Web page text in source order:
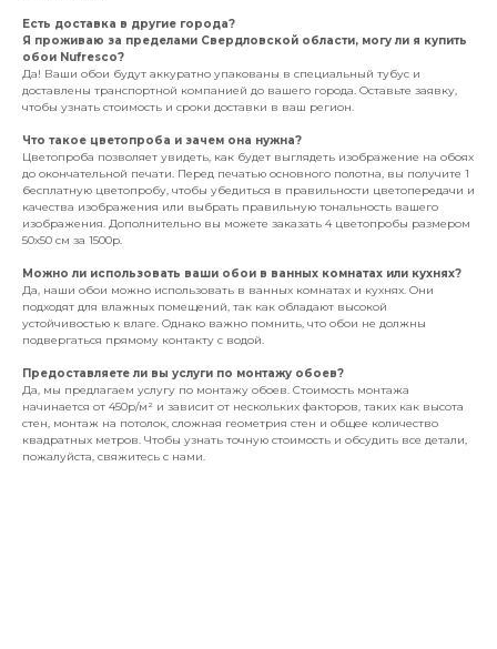
Есть доставка в другие города?
Я проживаю за пределами Свердловской области, могу ли я купить
обои Nufresco?
Да! Ваши обои будут аккуратно упакованы в специальный тубус и
доставлены транспортной компанией до вашего города. Оставьте заявку,
чтобы узнать стоимость и сроки доставки в ваш регион.
Что такое цветопроба и зачем она нужна?
Цветопроба позволяет увидеть, как будет выглядеть изображение на обоях
до окончательной печати. Перед печатью основного полотна, вы получите 1
бесплатную цветопробу, чтобы убедиться в правильности цветопередачи и
качества изображения или выбрать правильную тональность вашего
изображения. Дополнительно вы можете заказать 4 цветопробы размером
50х50 см за 1500р.
Можно ли использовать ваши обои в ванных комнатах или кухнях?
Да, наши обои можно использовать в ванных комнатах и кухнях. Они
подходят для влажных помещений, так как обладают высокой
устойчивостью к влаге. Однако важно помнить, что обои не должны
подвергаться прямому контакту с водой.
Предоставляете ли вы услуги по монтажу обоев?
Да, мы предлагаем услугу по монтажу обоев. Стоимость монтажа
начинается от 450р/м² и зависит от нескольких факторов, таких как высота
стен, монтаж на потолок, сложная геометрия стен и общее количество
квадратных метров. Чтобы узнать точную стоимость и обсудить все детали,
пожалуйста, свяжитесь с нами.